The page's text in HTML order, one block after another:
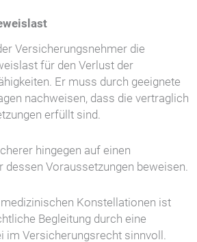
Versicherungsnehmer die
für den Verlust der
Er muss durch geeignete
nachweisen, dass die vertraglich
erfüllt sind.
hingegen auf einen
dessen Voraussetzungen beweisen.
Konstellationen ist
Begleitung durch eine
im Versicherungsrecht sinnvoll.